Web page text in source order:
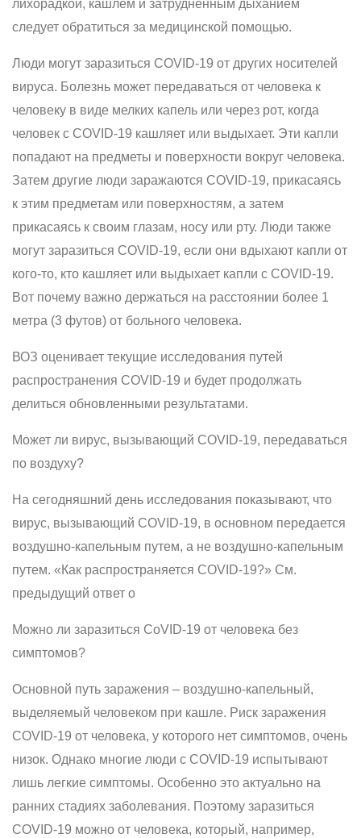
лихорадкой, кашлем и затрудненным дыханием
следует обратиться за медицинской помощью.
Люди могут заразиться COVID-19 от других носителей
вируса. Болезнь может передаваться от человека к
человеку в виде мелких капель или через рот, когда
человек с COVID-19 кашляет или выдыхает. Эти капли
попадают на предметы и поверхности вокруг человека.
Затем другие люди заражаются COVID-19, прикасаясь
к этим предметам или поверхностям, а затем
прикасаясь к своим глазам, носу или рту. Люди также
могут заразиться COVID-19, если они вдыхают капли от
кого-то, кто кашляет или выдыхает капли с COVID-19.
Вот почему важно держаться на расстоянии более 1
метра (3 футов) от больного человека.
ВОЗ оценивает текущие исследования путей
распространения COVID-19 и будет продолжать
делиться обновленными результатами.
Может ли вирус, вызывающий COVID-19, передаваться
по воздуху?
На сегодняшний день исследования показывают, что
вирус, вызывающий COVID-19, в основном передается
воздушно-капельным путем, а не воздушно-капельным
путем. «Как распространяется COVID-19?» См.
предыдущий ответ о
Можно ли заразиться CoVID-19 от человека без
симптомов?
Основной путь заражения – воздушно-капельный,
выделяемый человеком при кашле. Риск заражения
COVID-19 от человека, у которого нет симптомов, очень
низок. Однако многие люди с COVID-19 испытывают
лишь легкие симптомы. Особенно это актуально на
ранних стадиях заболевания. Поэтому заразиться
COVID-19 можно от человека, который, например,